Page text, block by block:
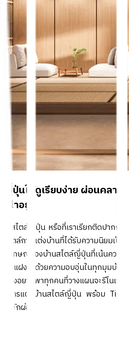
ญี่ปุ่นให้ดูเรียบง่าย ผ่อนคลาย
น่าอยู่
านสไตล์ญี่ปุ่น หรือที่เราเรียกติดปากกัน
สไตล์การแต่งบ้านที่ได้รับความนิยมเป็น
กลักษณ์ของบ้านสไตล์ญี่ปุ่นที่เน้นความ
ยที่แฝงไปด้วยความอบอุ่นในทุกมุมบ้าน
จึงอยากพาทุกคนที่วางแผนจะรีโนเวท
องการแต่งบ้านสไตล์ญี่ปุ่น พร้อม Tips
าพักผ่อน